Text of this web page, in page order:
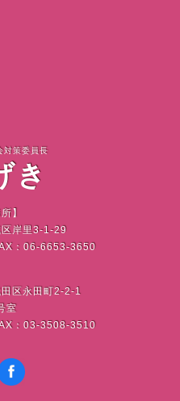
策委員長
き
】
岸里3-1-29
： 06-6653-3650
区永田町2-2-1
室
： 03-3508-3510